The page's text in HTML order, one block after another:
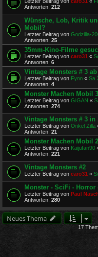
Antworten: 212
Wünsche, Lob, Kritik
Mobil?
Letzter Beitrag von Godzilla-
Antworten: 25
35mm-Kino-Filme
Letzter Beitrag von caro31 «
Antworten: 6
Vintage Monsters # 3
Letzter Beitrag von Fynn « Sa
Antworten: 4
Monster Machen Mobil
Letzter Beitrag von GIGAN «
Antworten: 274
Vintage Monsters # 3 in
Letzter Beitrag von Onkel Zilla
Antworten: 21
Monster Machen Mobil
Letzter Beitrag von Kaijufan90
Antworten: 221
Vintage Monsters #2
Letzter Beitrag von caro31 «
Monster - SciFi - Horror
Letzter Beitrag von Paul
Antworten: 280
Neues Thema
17